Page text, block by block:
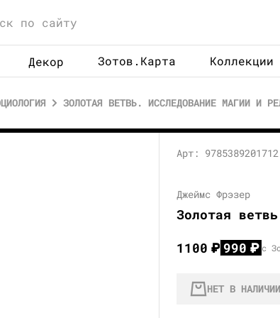
Декор Зотов.Карта Коллекции
ЗОЛОТАЯ ВЕТВЬ. ИССЛЕДОВАНИЕ МАГИИ И
Арт: 9785389201712
Джеймс Фрэзер
Золотая
1100₽ 990₽ с
НЕТ В НАЛИЧИИ